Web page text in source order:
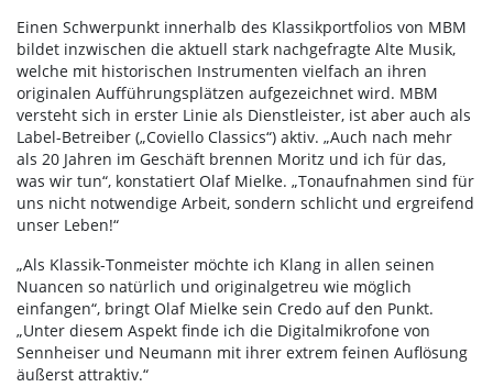
Einen Schwerpunkt innerhalb des Klassikportfolios von MBM
bildet inzwischen die aktuell stark nachgefragte Alte Musik,
welche mit historischen Instrumenten vielfach an ihren
originalen Aufführungsplätzen aufgezeichnet wird. MBM
versteht sich in erster Linie als Dienstleister, ist aber auch als
Label-Betreiber („Coviello Classics“) aktiv. „Auch nach mehr
als 20 Jahren im Geschäft brennen Moritz und ich für das,
was wir tun“, konstatiert Olaf Mielke. „Tonaufnahmen sind für
uns nicht notwendige Arbeit, sondern schlicht und ergreifend
unser Leben!“
„Als Klassik-Tonmeister möchte ich Klang in allen seinen
Nuancen so natürlich und originalgetreu wie möglich
einfangen“, bringt Olaf Mielke sein Credo auf den Punkt.
„Unter diesem Aspekt finde ich die Digitalmikrofone von
Sennheiser und Neumann mit ihrer extrem feinen Auflösung
äußerst attraktiv.“